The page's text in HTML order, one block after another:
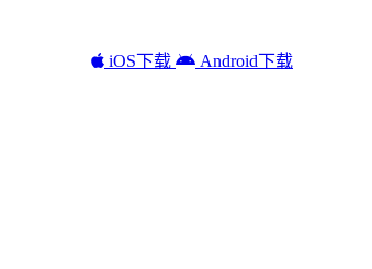
iOS下载 Android下载